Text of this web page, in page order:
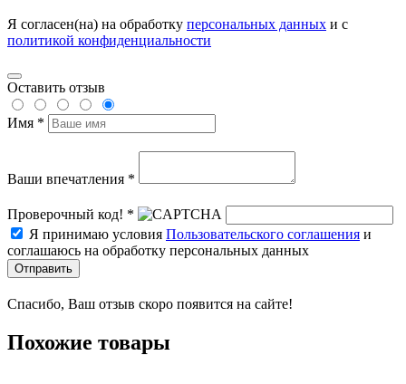
Я согласен(на) на обработку персональных данных и с
политикой конфиденциальности
Оставить отзыв
Имя *
Ваши впечатления *
Проверочный код! *
Я принимаю условия Пользовательского соглашения и
соглашаюсь на обработку персональных данных
Отправить
Спасибо, Ваш отзыв скоро появится на сайте!
Похожие товары